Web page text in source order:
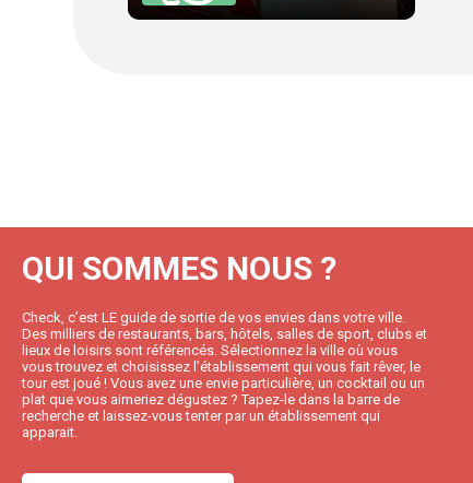
QUI SOMMES NOUS ?
Check, c’est LE guide de sortie de vos envies dans votre ville.
Des milliers de restaurants, bars, hôtels, salles de sport, clubs et
lieux de loisirs sont référencés. Sélectionnez la ville où vous
vous trouvez et choisissez l’établissement qui vous fait rêver, le
tour est joué ! Vous avez une envie particulière, un cocktail ou un
plat que vous aimeriez dégustez ? Tapez-le dans la barre de
recherche et laissez-vous tenter par un établissement qui
apparait.